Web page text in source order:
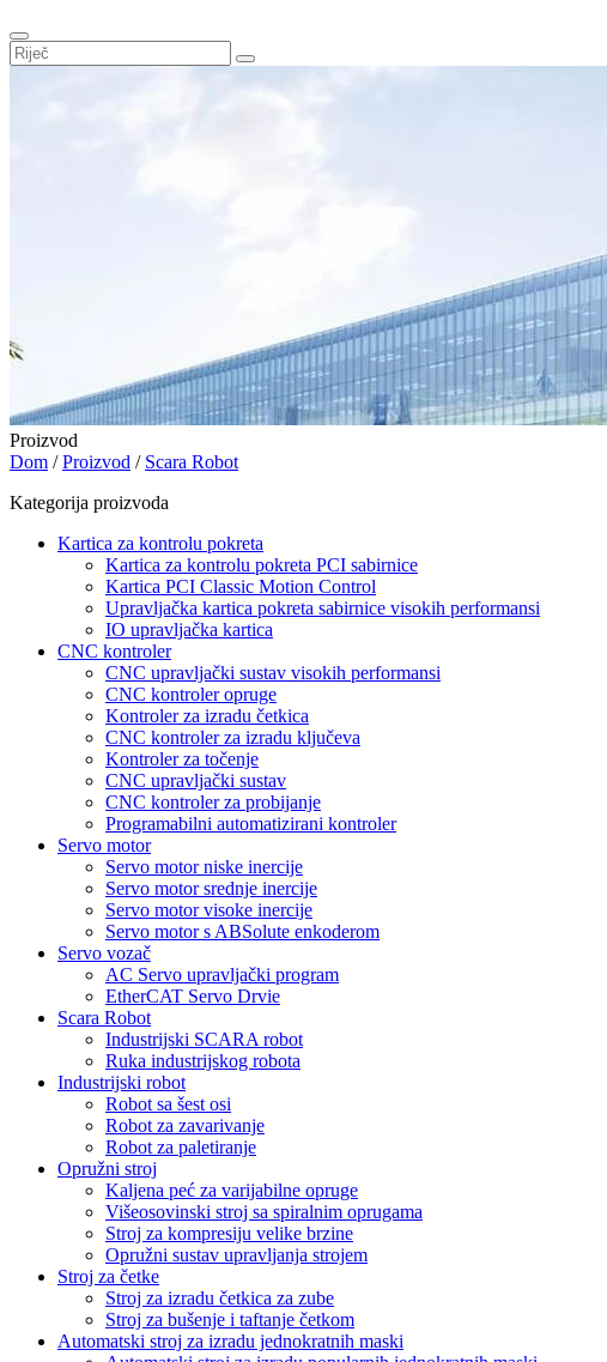
Proizvod
Dom /Proizvod / Scara Robot
Kategorija proizvoda
Kartica za kontrolu pokreta
Kartica za kontrolu pokreta PCI sabirnice
Kartica PCI Classic Motion Control
Upravljačka kartica pokreta sabirnice visokih performansi
IO upravljačka kartica
CNC kontroler
CNC upravljački sustav visokih performansi
CNC kontroler opruge
Kontroler za izradu četkica
CNC kontroler za izradu ključeva
Kontroler za točenje
CNC upravljački sustav
CNC kontroler za probijanje
Programabilni automatizirani kontroler
Servo motor
Servo motor niske inercije
Servo motor srednje inercije
Servo motor visoke inercije
Servo motor s ABSolute enkoderom
Servo vozač
AC Servo upravljački program
EtherCAT Servo Drvie
Scara Robot
Industrijski SCARA robot
Ruka industrijskog robota
Industrijski robot
Robot sa šest osi
Robot za zavarivanje
Robot za paletiranje
Opružni stroj
Kaljena peć za varijabilne opruge
Višeosovinski stroj sa spiralnim oprugama
Stroj za kompresiju velike brzine
Opružni sustav upravljanja strojem
Stroj za četke
Stroj za izradu četkica za zube
Stroj za bušenje i taftanje četkom
Automatski stroj za izradu jednokratnih maski